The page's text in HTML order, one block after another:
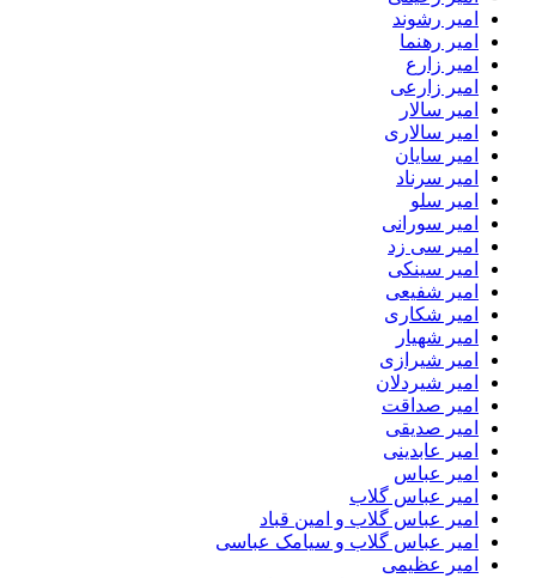
امیر رشوند
امیر رهنما
امیر زارع
امیر زارعی
امیر سالار
امیر سالاری
امیر سایان
امیر سرناد
امیر سلو
امیر سورانی
امیر سی زد
امیر سینکی
امیر شفیعی
امیر شکاری
امیر شهیار
امیر شیرازی
امیر شیردلان
امیر صداقت
امیر صدیقی
امیر عابدینی
امیر عباس
امیر عباس گلاب
امیر عباس گلاب و امین قباد
امیر عباس گلاب و سیامک عباسی
امیر عظیمی